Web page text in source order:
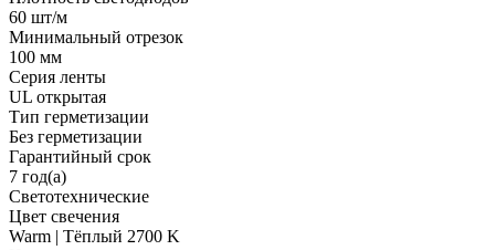
60 шт/м
Минимальный отрезок
100 мм
Серия ленты
UL открытая
Тип герметизации
Без герметизации
Гарантийный срок
7 год(а)
Светотехнические
Цвет свечения
Warm | Тёплый 2700 K